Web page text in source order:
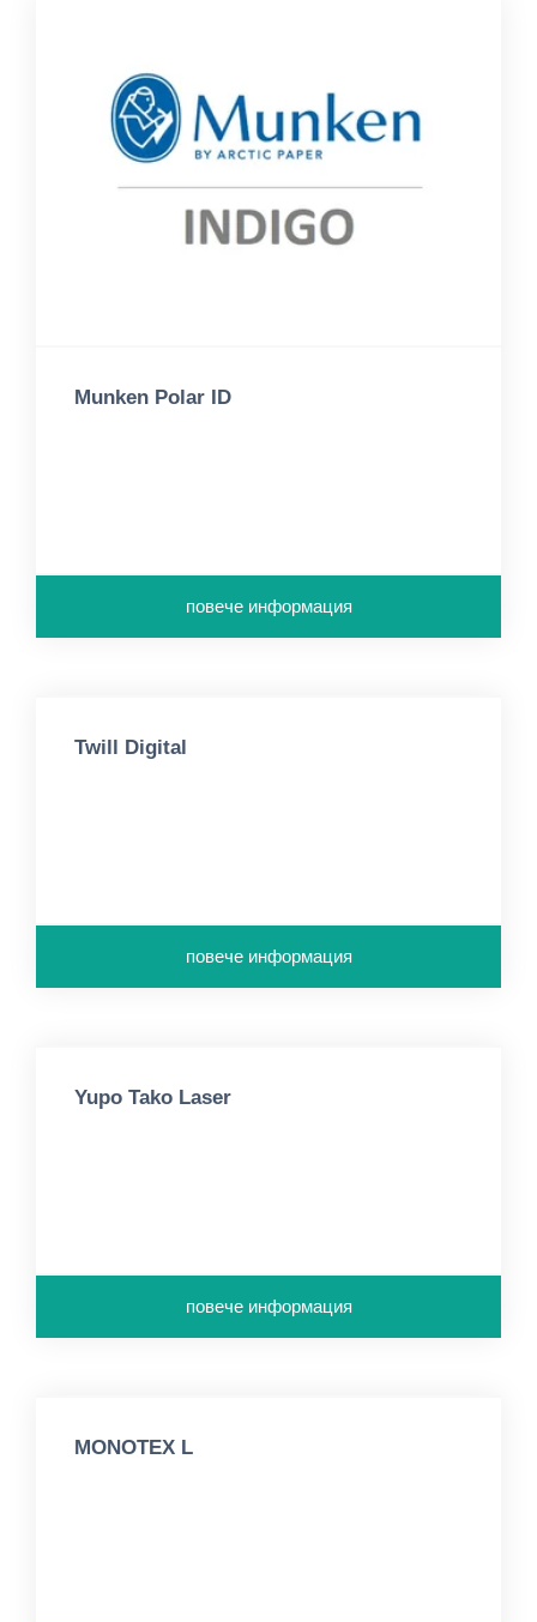
Munken Polar ID
повече информация
Twill Digital
повече информация
Yupo Tako Laser
повече информация
MONOTEX L